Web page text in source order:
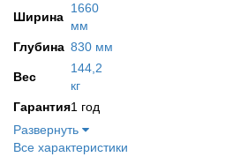
Ширина
1660
мм
Глубина 830 мм
Вес
144,2
кг
Гарантия1 год
Развернуть
Все характеристики